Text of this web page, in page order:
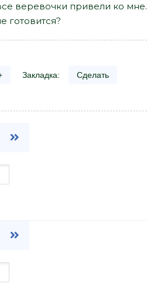
веревочки привели ко мне.
готовится?
Закладка: Сделать